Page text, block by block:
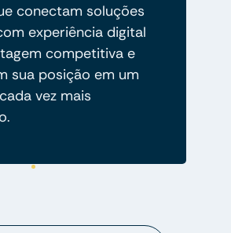
conectam soluções
experiência digital
competitiva e
sua posição em um
vez mais